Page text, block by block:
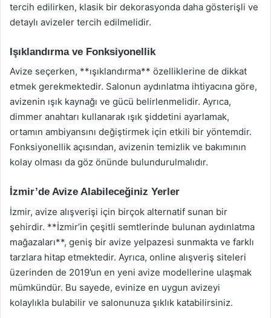
tercih edilirken, klasik bir dekorasyonda daha gösterişli ve
detaylı avizeler tercih edilmelidir.
Işıklandırma ve Fonksiyonellik
Avize seçerken, **ışıklandırma** özelliklerine de dikkat
etmek gerekmektedir. Salonun aydınlatma ihtiyacına göre,
avizenin ışık kaynağı ve gücü belirlenmelidir. Ayrıca,
dimmer anahtarı kullanarak ışık şiddetini ayarlamak,
ortamın ambiyansını değiştirmek için etkili bir yöntemdir.
Fonksiyonellik açısından, avizenin temizlik ve bakımının
kolay olması da göz önünde bulundurulmalıdır.
İzmir’de Avize Alabileceğiniz Yerler
İzmir, avize alışverişi için birçok alternatif sunan bir
şehirdir. **İzmir’in çeşitli semtlerinde bulunan aydınlatma
mağazaları**, geniş bir avize yelpazesi sunmakta ve farklı
tarzlara hitap etmektedir. Ayrıca, online alışveriş siteleri
üzerinden de 2019’un en yeni avize modellerine ulaşmak
mümkündür. Bu sayede, evinize en uygun avizeyi
kolaylıkla bulabilir ve salonunuza şıklık katabilirsiniz.